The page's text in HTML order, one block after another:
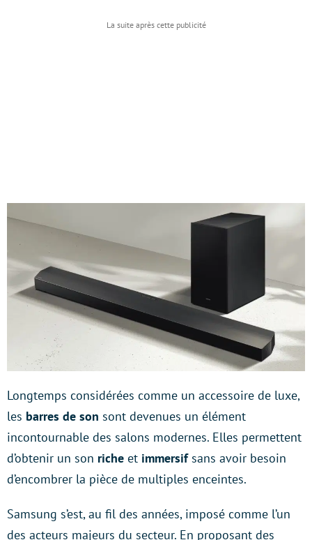
Longtemps considérées comme un accessoire de luxe,
les barres de son sont devenues un élément
incontournable des salons modernes. Elles permettent
d’obtenir un son riche et immersifsans avoir besoin
d’encombrer la pièce de multiples enceintes.
Samsung s’est, au fil des années, imposé comme l’un
des acteurs majeurs du secteur. En proposant des